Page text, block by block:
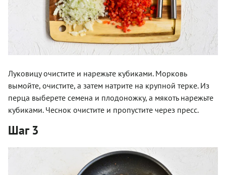
Луковицу очистите и нарежьте кубиками. Морковь
вымойте, очистите, а затем натрите на крупной терке. Из
перца выберете семена и плодоножку, а мякоть нарежьте
кубиками. Чеснок очистите и пропустите через пресс.
Шаг 3